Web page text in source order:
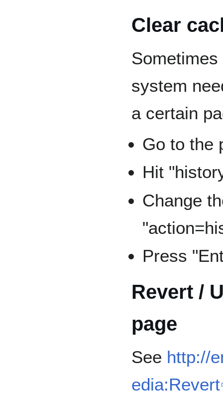
Clear
system
a certain
Go to the
Hit
Change
Press
Revert /
page
See http://
edia:Revert